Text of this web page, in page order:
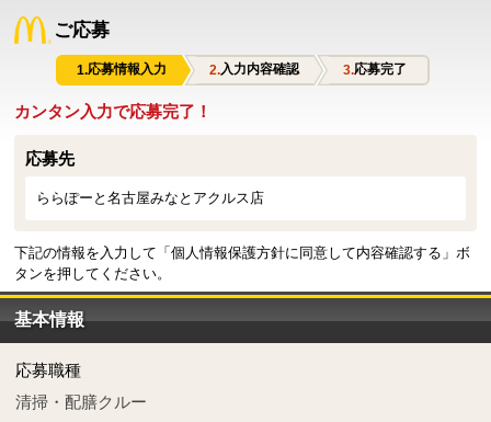
ご応募
応募情報入力 入力内容確認 応募完了
カンタン入力で応募完了！
応募先
ららぽーと名古屋みなとアクルス店
下記の情報を入力して「個人情報保護方針に同意して内容確認する」ボ
タンを押してください。
基本情報
応募職種
清掃・配膳クルー